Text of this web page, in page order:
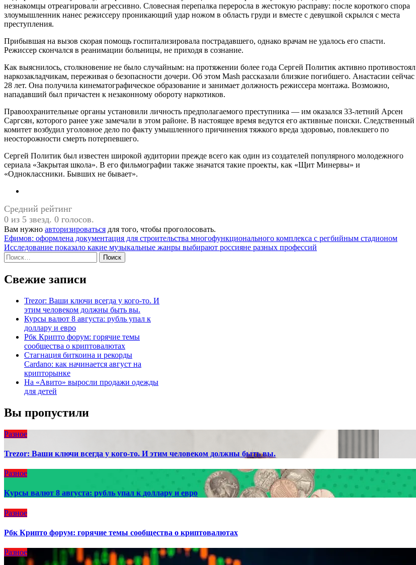
незнакомцы отреагировали агрессивно. Словесная перепалка переросла в жестокую расправу: после короткого спора
злоумышленник нанес режиссеру проникающий удар ножом в область груди и вместе с девушкой скрылся с места
преступления.
Прибывшая на вызов скорая помощь госпитализировала пострадавшего, однако врачам не удалось его спасти.
Режиссер скончался в реанимации больницы, не приходя в сознание.
Как выяснилось, столкновение не было случайным: на протяжении более года Сергей Политик активно противостоял
наркозакладчикам, переживая о безопасности дочери. Об этом Mash рассказали близкие погибшего. Анастасии сейчас
28 лет. Она получила кинематографическое образование и занимает должность режиссера монтажа. Возможно,
нападавший был причастен к незаконному обороту наркотиков.
Правоохранительные органы установили личность предполагаемого преступника — им оказался 33-летний Арсен
Саргсян, которого ранее уже замечали в этом районе. В настоящее время ведутся его активные поиски. Следственный
комитет возбудил уголовное дело по факту умышленного причинения тяжкого вреда здоровью, повлекшего по
неосторожности смерть потерпевшего.
Сергей Политик был известен широкой аудитории прежде всего как один из создателей популярного молодежного
сериала «Закрытая школа». В его фильмографии также значатся такие проекты, как «Щит Минервы» и
«Одноклассники. Бывших не бывает».
Средний рейтинг
0 из 5 звезд. 0 голосов.
Вам нужно авторизироваться для того, чтобы проголосовать.
Навигация
по
записям
Ефимов: оформлена документация для строительства многофункционального комплекса с регбийным стадионом
Исследование показало какие музыкальные жанры выбирают россияне разных профессий
Найти:
Свежие записи
Trezor: Ваши ключи всегда у кого-то. И
этим человеком должны быть вы.
Курсы валют 8 августа: рубль упал к
доллару и евро
Рбк Крипто форум: горячие темы
сообщества о криптовалютах
Стагнация биткоина и рекорды
Cardano: как начинается август на
крипторынке
На «Авито» выросли продажи одежды
для детей
Вы пропустили
Разное
Trezor: Ваши ключи всегда у кого-то. И этим человеком должны быть вы.
Разное
Курсы валют 8 августа: рубль упал к доллару и евро
Разное
Рбк Крипто форум: горячие темы сообщества о криптовалютах
Разное